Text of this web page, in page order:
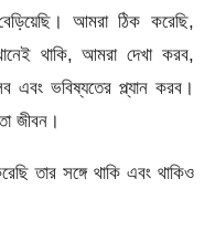
আমরা ঠিক করেছি,
থাকি, আমরা দেখা করব,
এবং ভবিষ্যতের প্ল্যান করব।
জীবন।
তার সঙ্গে থাকি এবং থাকিও